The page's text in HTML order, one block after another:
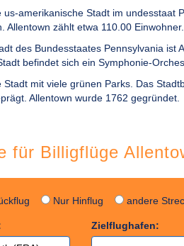
us-amerikanische Stadt im undesstaat
Allentown zählt etwa 110.00 Einwohner.
des Bundesstaates Pennsylvania ist
befindet sich ein Symphonie-
Stadt mit viele grünen Parks. Das
Allentown wurde 1762 gegründet.
für Billigflüge
Nur Hinflug andere
Zielflughafen: